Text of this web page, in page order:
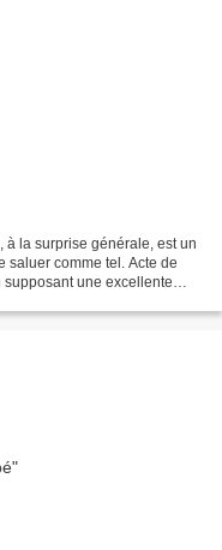
à la surprise générale, est un
saluer comme tel. Acte de
supposant une excellente